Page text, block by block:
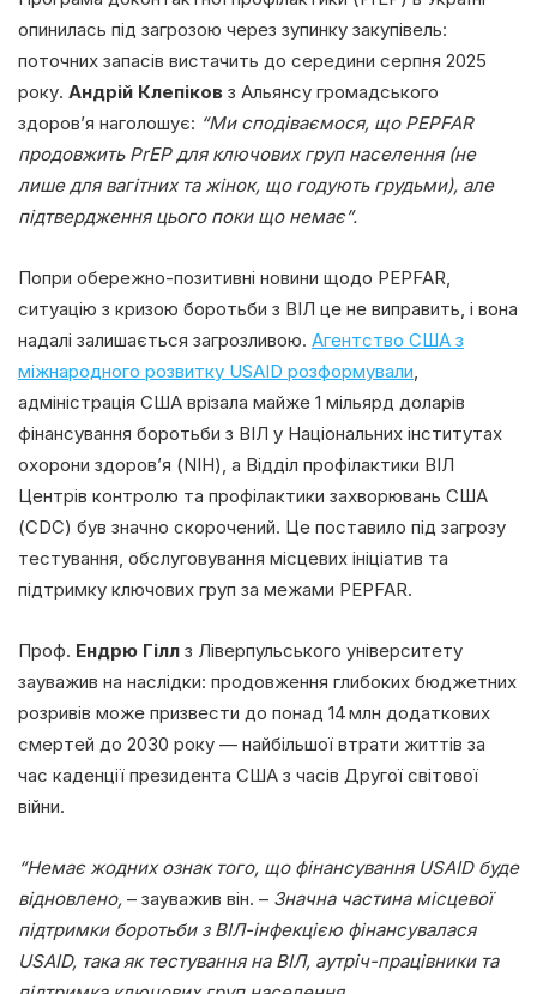
опинилась під загрозою через зупинку закупівель:
поточних запасів вистачить до середини серпня 2025
року. Андрій Клепіков з Альянсу громадського
здоров’я наголошує: “Ми сподіваємося, що PEPFAR
продовжить PrEP для ключових груп населення (не
лише для вагітних та жінок, що годують грудьми), але
підтвердження цього поки що немає”.
Попри обережно-позитивні новини щодо PEPFAR,
ситуацію з кризою боротьби з ВІЛ це не виправить, і вона
надалі залишається загрозливою. Агентство США з
міжнародного розвитку USAID розформували
адміністрація США врізала майже 1 мільярд доларів
фінансування боротьби з ВІЛ у Національних інститутах
охорони здоров’я (NIH), а Відділ профілактики ВІЛ
Центрів контролю та профілактики захворювань США
(CDC) був значно скорочений. Це поставило під загрозу
тестування, обслуговування місцевих ініціатив та
підтримку ключових груп за межами PEPFAR.
Проф. Ендрю Гілл з Ліверпульського університету
зауважив на наслідки: продовження глибоких бюджетних
розривів може призвести до понад 14 млн додаткових
смертей до 2030 року — найбільшої втрати життів за
час каденції президента США з часів Другої світової
війни.
“Немає жодних ознак того, що фінансування USAID буде
відновлено, – зауважив він. – Значна частина місцевої
підтримки боротьби з ВІЛ-інфекцією фінансувалася
USAID, така як тестування на ВІЛ, аутріч-працівники та